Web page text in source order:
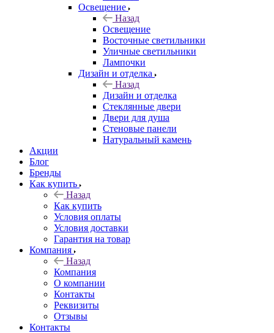
Освещение
Назад
Освещение
Восточные светильники
Уличные светильники
Лампочки
Дизайн и отделка
Назад
Дизайн и отделка
Стеклянные двери
Двери для душа
Стеновые панели
Натуральный камень
Акции
Блог
Бренды
Как купить
Назад
Как купить
Условия оплаты
Условия доставки
Гарантия на товар
Компания
Назад
Компания
О компании
Контакты
Реквизиты
Отзывы
Контакты